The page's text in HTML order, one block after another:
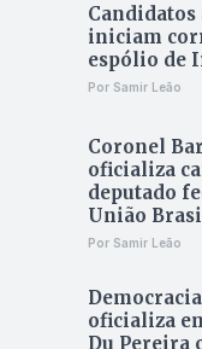
Candidatos
iniciam
espólio de
Por Samir Leão
Coronel
oficializa
deputado
União
Por Samir Leão
oficializa
Du Pereira